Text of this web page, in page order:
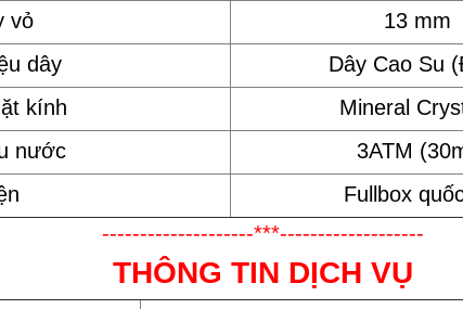
vỏ
13 mm
dây
Dây Cao Su
kính
Mineral
nước
3ATM
Fullbox
--------------------***-------------------
THÔNG TIN DỊCH VỤ